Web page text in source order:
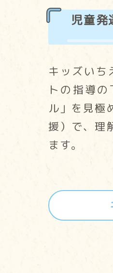
児童発
キッズいち
トの指導
ル」を見極
援）で、理
ます。